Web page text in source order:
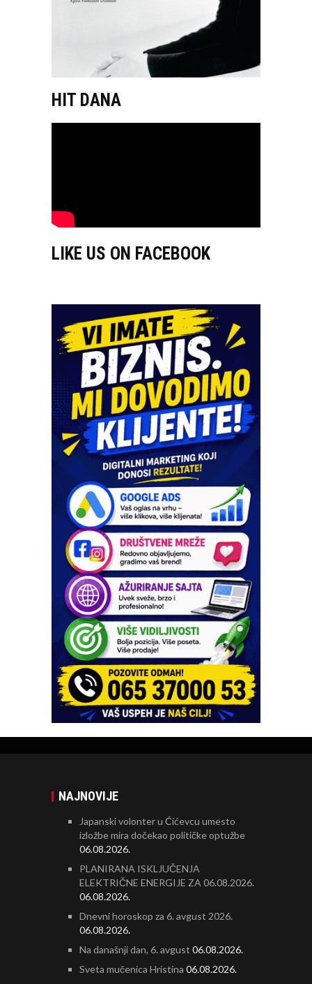
HIT DANA
LIKE US ON FACEBOOK
NAJNOVIJE
Japanski volonter u Ćićevcu umesto
izložbe mira dočekao političke optužbe
06.08.2026.
PLANIRANA ISKLJUČENJA
ELEKTRIČNE ENERGIJE ZA 06.08.2026.
06.08.2026.
Dnevni horoskop za 6. avgust 2026.
06.08.2026.
Na današnji dan, 6. avgust 06.08.2026.
Sveta mučenica Hristina 06.08.2026.